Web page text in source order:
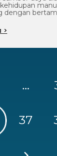
dengan
>
…
37